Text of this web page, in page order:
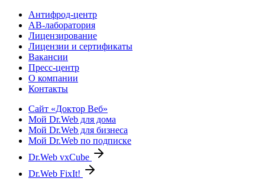
Антифрод-центр
АВ-лаборатория
Лицензирование
Лицензии и сертификаты
Вакансии
Пресс-центр
О компании
Контакты
Сайт «Доктор Веб»
Мой Dr.Web для дома
Мой Dr.Web для бизнеса
Мой Dr.Web по подписке
Dr.Web vxCube
Dr.Web FixIt!